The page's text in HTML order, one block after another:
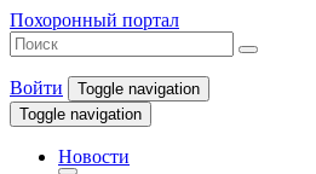
Похоронный портал
Войти
Toggle navigation
Toggle navigation
Новости